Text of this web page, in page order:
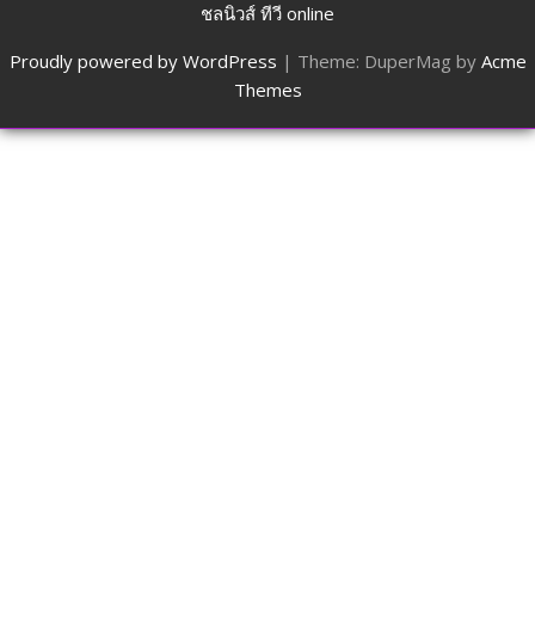
ชลนิวส์ ทีวี online
Proudly powered by WordPress | Theme: DuperMag by Acme
Themes